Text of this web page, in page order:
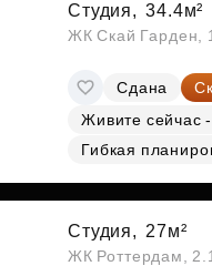
Студия, 34.4м²
ЖК Скай Гарден,
Сдана
Живите сейчас
Гибкая
Студия, 27м²
ЖК Роттердам,